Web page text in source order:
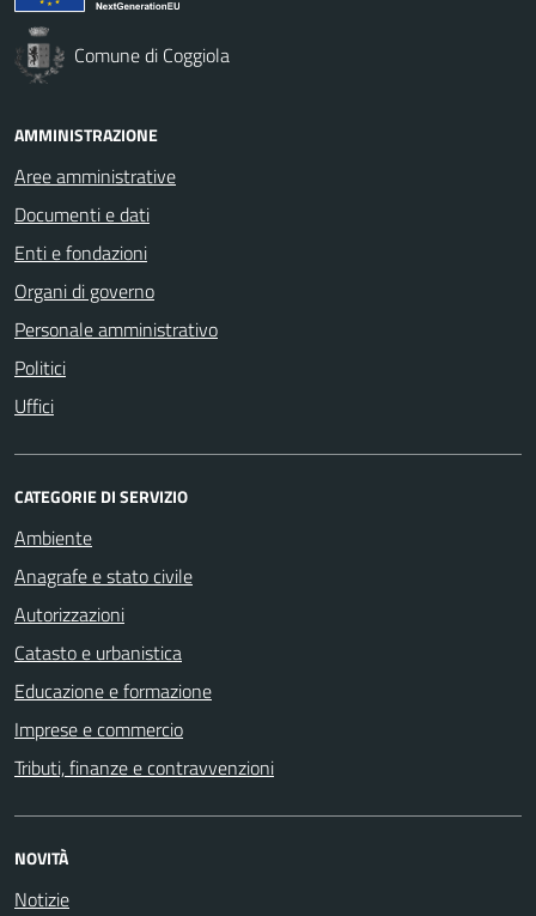
Comune di Coggiola
AMMINISTRAZIONE
Aree amministrative
Documenti e dati
Enti e fondazioni
Organi di governo
Personale amministrativo
Politici
Uffici
CATEGORIE DI SERVIZIO
Ambiente
Anagrafe e stato civile
Autorizzazioni
Catasto e urbanistica
Educazione e formazione
Imprese e commercio
Tributi, finanze e contravvenzioni
NOVITÀ
Notizie